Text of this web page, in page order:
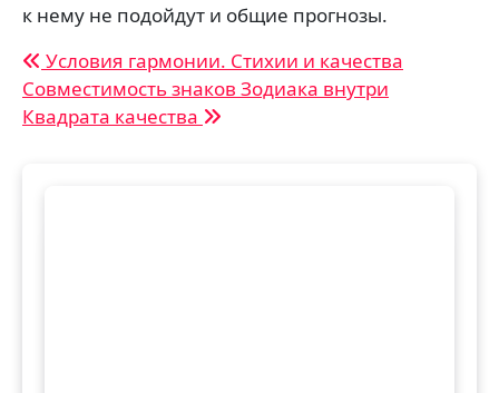
к нему не подойдут и общие прогнозы.
Навигация
по
записям
Условия гармонии. Стихии и качества
Совместимость знаков Зодиака внутри
Квадрата качества